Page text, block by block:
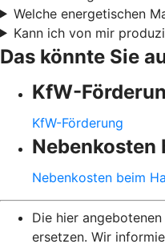
Welche energetischen
Kann ich von mir
Das könnte Sie
KfW-
KfW-Förderung
Nebenkosten
Nebenkosten beim
Die hier
ersetzen. Wir